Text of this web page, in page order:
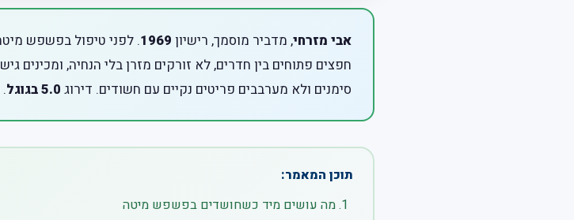
אבי מזרחי, מדביר מוסמך, רישיון 1969. לפני טיפול בפשפש
חפצים פתוחים בין חדרים, לא זורקים מזרן בלי הנחיה, ומכינים
סימנים ולא מערבבים פריטים נקיים עם חשודים. דירוג 5.0 בגוגל .
תוכן המאמר:
מה עושים מיד כשחושדים בפשפש מיטה